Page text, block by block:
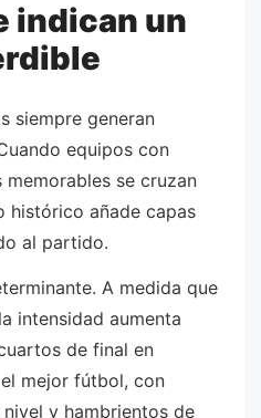
indican un
siempre generan
equipos con
se cruzan
histórico añade capas
al partido.
A medida que
intensidad aumenta
de final en
mejor fútbol, con
y hambrientos de